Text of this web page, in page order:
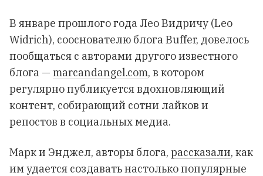
В январе прошлого года Лео Видричу (Leo
Widrich), сооснователю блога Buffer, довелось
пообщаться с авторами другого известного
блога — marcandangel.com, в котором
регулярно публикуется вдохновляющий
контент, собирающий сотни лайков и
репостов в социальных медиа.
Марк и Энджел, авторы блога, рассказали, как
им удается создавать настолько популярные